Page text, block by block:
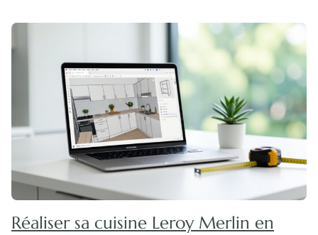
Réaliser sa cuisine Leroy Merlin en